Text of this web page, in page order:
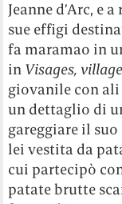
Jeanne d’Arc, e
sue effigi
fa maramao in
in Visages,
giovanile con
un dettaglio di
gareggiare il
lei vestita da
cui partecipò
patate brutte